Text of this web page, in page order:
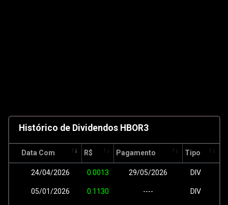
Histórico de Dividendos HBOR3
Data Com R$ Pagamento Tipo
24/04/2026 0.0013 29/05/2026 DIV
05/01/2026 0.1130 ---- DIV